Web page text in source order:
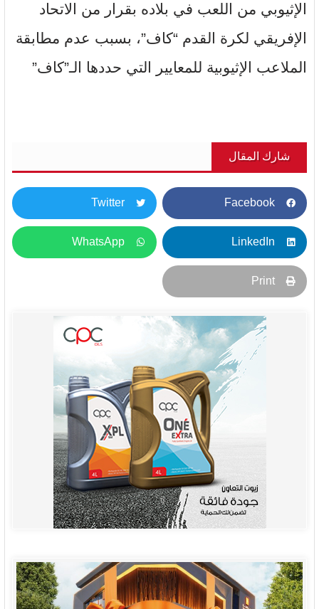
الإثيوبي من اللعب في بلاده بقرار من الاتحاد
الإفريقي لكرة القدم “كاف”، بسبب عدم مطابقة
الملاعب الإثيوبية للمعايير التي حددها الـ”كاف”
شارك المقال
Facebook
Twitter
LinkedIn
WhatsApp
Print